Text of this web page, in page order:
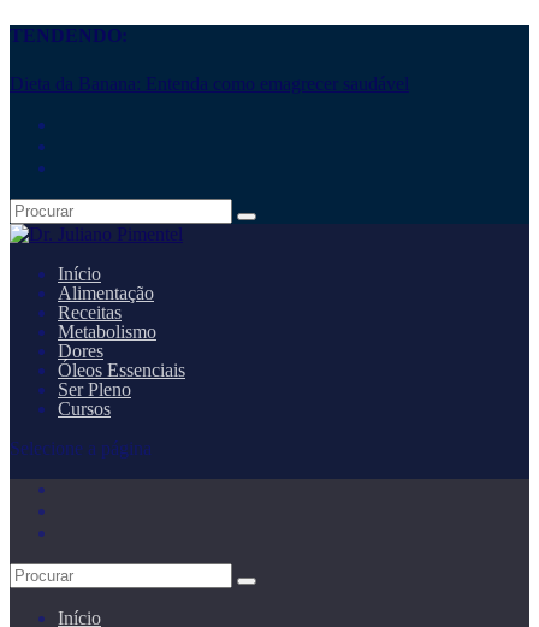
TENDENDO:
Dieta da Banana: Entenda como emagrecer saudável
Início
Alimentação
Receitas
Metabolismo
Dores
Óleos Essenciais
Ser Pleno
Cursos
Selecione a página
Início